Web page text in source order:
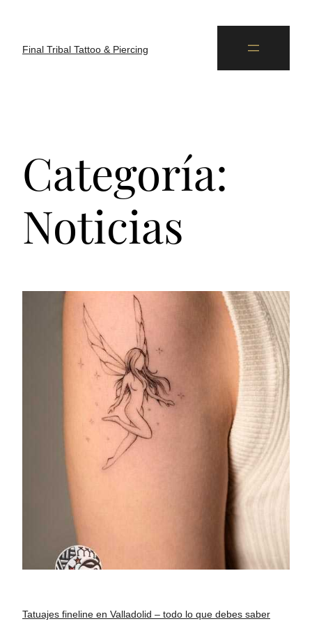
Final Tribal Tattoo & Piercing
Categoría:
Noticias
Tatuajes fineline en Valladolid – todo lo que debes saber